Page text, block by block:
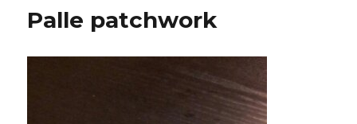
Palle patchwork